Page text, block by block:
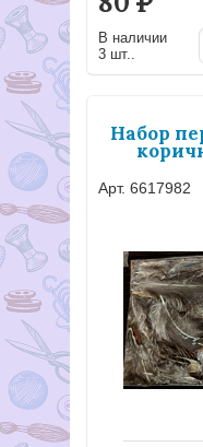
В наличии
3 шт..
Набор
Арт. 6617982